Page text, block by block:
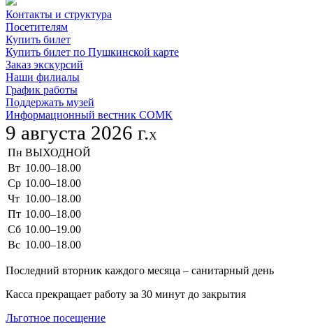
Контакты и структура
Посетителям
Купить билет
Купить билет по Пушкинской карте
Заказ экскурсий
Наши филиалы
График работы
Поддержать музей
Информационный вестник СОМК
9 августа 2026 г.X
Пн ВЫХОДНОЙ
Вт 10.00–18.00
Ср 10.00–18.00
Чт 10.00–18.00
Пт 10.00–18.00
Сб 10.00–19.00
Вс 10.00–18.00
Последний вторник каждого месяца – санитарный день
Касса прекращает работу за 30 минут до закрытия
Льготное посещение